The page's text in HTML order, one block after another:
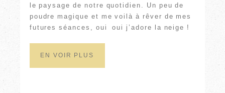
le paysage de notre quotidien. Un peu de
poudre magique et me voilà à rêver de mes
futures séances, oui oui j’adore la neige !
EN VOIR PLUS